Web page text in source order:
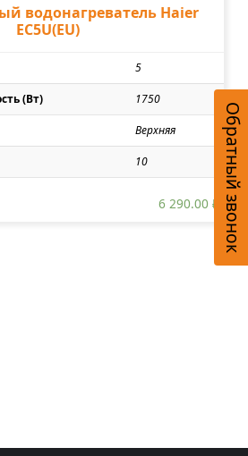
водонагреватель Haier
EC5U(EU)
5
(Вт) 1750
Верхняя
10
6 290.00 ₽ Обратный звонок